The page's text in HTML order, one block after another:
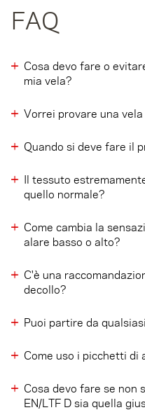
FAQ
Cosa devo fare o
mia vela?
Vorrei provare una
Quando si deve fare il
Il tessuto
quello normale?
Come cambia la
alare basso o alto?
C'è una
decollo?
Puoi partire da
Come uso i picchetti di
Cosa devo fare se non
EN/LTF D sia quella